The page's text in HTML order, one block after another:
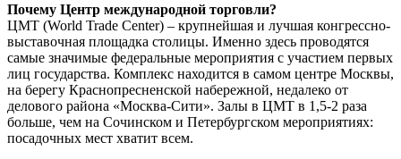
Почему Центр международной торговли?
ЦМТ (World Trade Center) – крупнейшая и лучшая конгрессно-
выставочная площадка столицы. Именно здесь проводятся
самые значимые федеральные мероприятия с участием первых
лиц государства. Комплекс находится в самом центре Москвы,
на берегу Краснопресненской набережной, недалеко от
делового района «Москва-Сити». Залы в ЦМТ в 1,5-2 раза
больше, чем на Сочинском и Петербургском мероприятиях:
посадочных мест хватит всем.